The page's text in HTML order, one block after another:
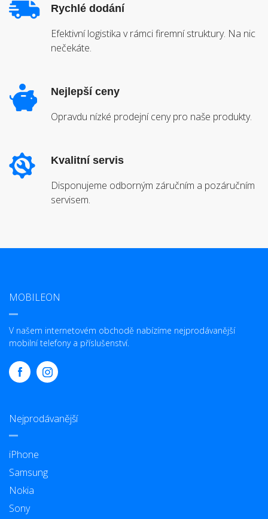
Rychlé dodání
Efektivní logistika v rámci firemní struktury. Na nic
nečekáte.
Nejlepší ceny
Opravdu nízké prodejní ceny pro naše produkty.
Kvalitní servis
Disponujeme odborným záručním a pozáručním
servisem.
MOBILEON
V našem internetovém obchodě nabízíme nejprodávanější
mobilní telefony a příslušenství.
Nejprodávanější
iPhone
Samsung
Nokia
Sony